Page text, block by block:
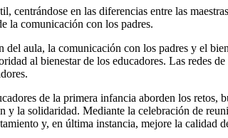
en las diferencias entre las
la comunicación con los padres.
aula, la comunicación con los padres y el
al bienestar de los educadores. Las redes
de la primera infancia aborden los retos,
solidaridad. Mediante la celebración de
y, en última instancia, mejore la calidad